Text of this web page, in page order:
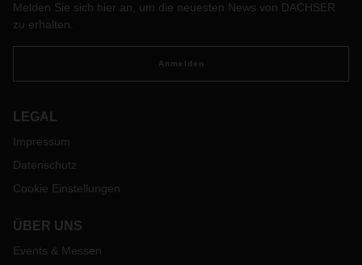
Melden Sie sich hier an, um die neuesten News von DACHSER
zu erhalten.
Anmelden
LEGAL
Impressum
Datenschutz
Cookie Einstellungen
ÜBER UNS
Events & Messen